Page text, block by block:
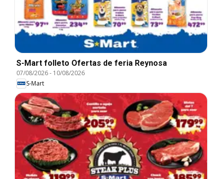
S-Mart folleto Ofertas de feria Reynosa
07/08/2026- 10/08/2026
S-Mart